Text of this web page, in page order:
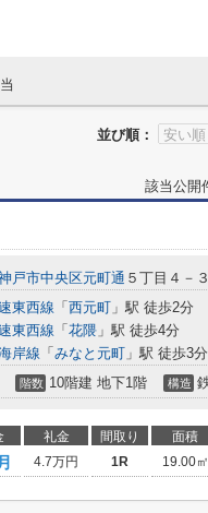
並び順：
該当公開
戸市中央区元町通 ５丁目４－３
東西線 「 西元町 」駅 徒歩2分
東西線 「 花隈 」駅 徒歩4分
岸線 「 みなと元町 」駅 徒歩3分
階数 10階建 地下1階 構造
礼金 間取り 面積
4.7万円 1R 19.00㎡